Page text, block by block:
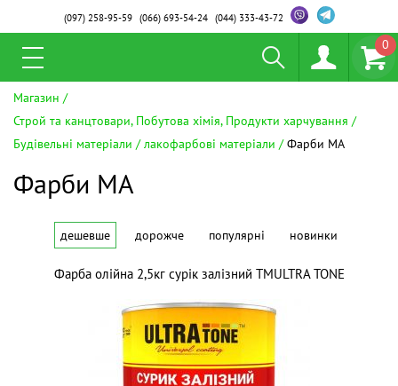
(097)258-95-59 (066)693-54-24 (044)333-43-72
0
Магазин
Строй та канцтовари, Побутова хімія, Продукти харчування
Будівельні матеріали
лакофарбові матеріали Фарби МА
Фарби МА
дешевше дорожче популярні новинки
Фарба олійна 2,5кг сурік залізний ТМULTRA TONE